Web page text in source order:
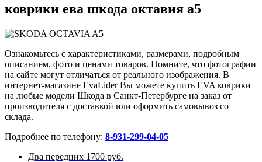
коврики ева шкода октавия а5
Ознакомьтесь с характеристиками, размерами, подробным
описанием, фото и ценами товаров. Помните, что фотографии
на сайте могут отличаться от реального изображения. В
интернет-магазине EvaLider Вы можете купить EVA коврики
на любые модели Шкода в Санкт-Петербурге на заказ от
производителя с доставкой или оформить самовывоз со
склада.
Подробнее по телефону: 8-931-299-04-05
Два передних 1700 руб.